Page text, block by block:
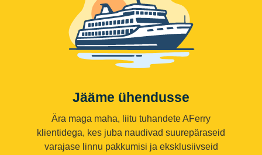
Jääme ühendusse
Ära maga maha, liitu tuhandete AFerry
klientidega, kes juba naudivad suurepäraseid
varajase linnu pakkumisi ja eksklusiivseid